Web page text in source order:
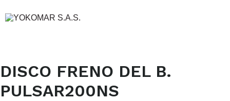
DISCO FRENO DEL B.
PULSAR200NS